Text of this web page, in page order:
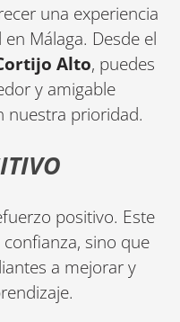
una experiencia
Málaga. Desde el
Alto, puedes
y amigable
nuestra prioridad.
positivo. Este
sino que
a mejorar y